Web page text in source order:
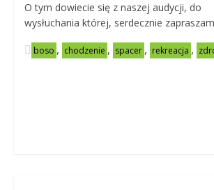
O tym dowiecie się z naszej audycji, do
wysłuchania której, serdecznie
boso , chodzenie , spacer , rekreacja ,